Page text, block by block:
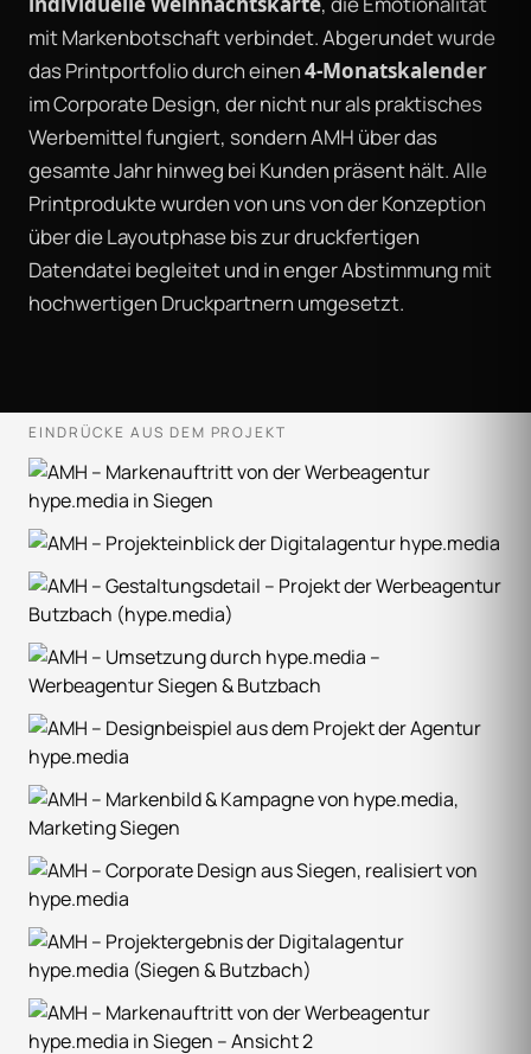
mit Markenbotschaft verbindet. Abgerundet wurde
das Printportfolio durch einen4-Monatskalender
im Corporate Design, der nicht nur als praktisches
Werbemittel fungiert, sondern AMH über das
gesamte Jahr hinweg bei Kunden präsent hält. Alle
Printprodukte wurden von uns von der Konzeption
über die Layoutphase bis zur druckfertigen
Datendatei begleitet und in enger Abstimmung mit
hochwertigen Druckpartnern umgesetzt.
EINDRÜCKE AUS DEM PROJEKT